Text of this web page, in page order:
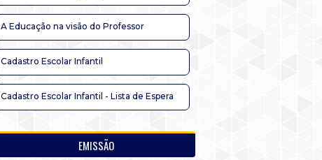
A Educação na visão do Professor
Cadastro Escolar Infantil
Cadastro Escolar Infantil - Lista de Espera
EMISSÃO